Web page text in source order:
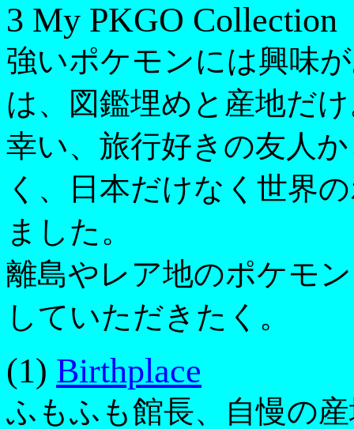
3 My PKGO Collection
強いポケモンには興味
は、図鑑埋めと産地だ
幸い、旅行好きの友人
く、日本だけなく世界
ました。
離島やレア地のポケモ
していただきたく。
(1) Birthplace
ふもふも館長、自慢の